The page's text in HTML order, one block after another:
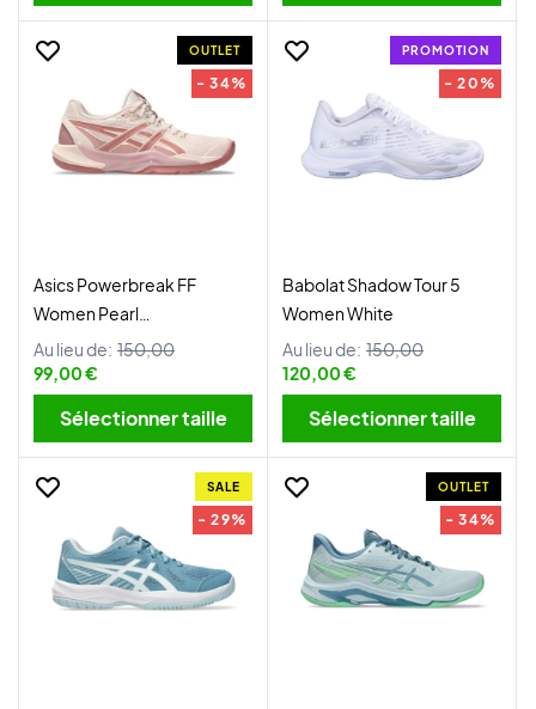
OUTLET
- 34%
Asics Powerbreak FF
Women Pearl
Pink/Morganite
Au lieu de: 150,00
99,00 €
Sélectionner taille
PROMOTION
- 20%
Babolat Shadow Tour 5
Women White
Au lieu de: 150,00
120,00 €
Sélectionner taille
SALE
- 29%
OUTLET
- 34%